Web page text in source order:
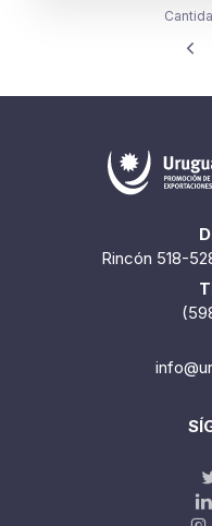
Rincón 518-